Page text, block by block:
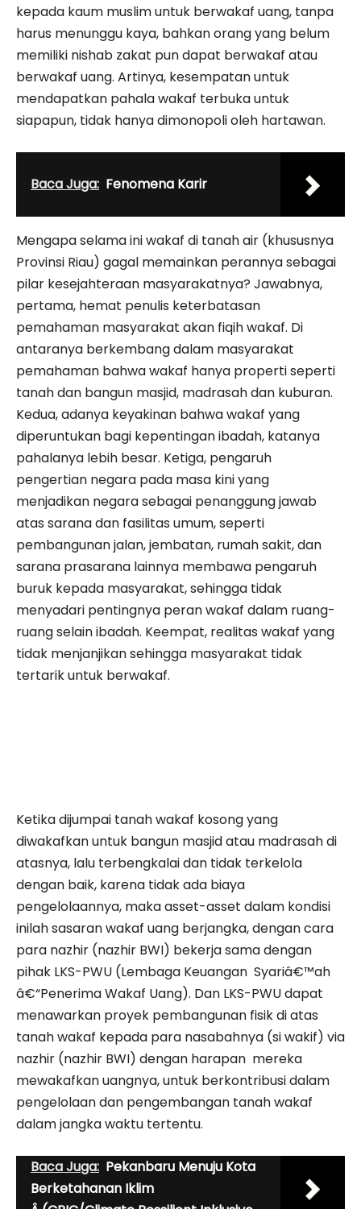
kepada kaum muslim untuk berwakaf uang, tanpa
harus menunggu kaya, bahkan orang yang belum
memiliki nishab zakat pun dapat berwakaf atau
berwakaf uang. Artinya, kesempatan untuk
mendapatkan pahala wakaf terbuka untuk
siapapun, tidak hanya dimonopoli oleh hartawan.
Baca Juga: Fenomena Karir
Mengapa selama ini wakaf di tanah air (khususnya
Provinsi Riau) gagal memainkan perannya sebagai
pilar kesejahteraan masyarakatnya? Jawabnya,
pertama, hemat penulis keterbatasan
pemahaman masyarakat akan fiqih wakaf. Di
antaranya berkembang dalam masyarakat
pemahaman bahwa wakaf hanya properti seperti
tanah dan bangun masjid, madrasah dan kuburan.
Kedua, adanya keyakinan bahwa wakaf yang
diperuntukan bagi kepentingan ibadah, katanya
pahalanya lebih besar. Ketiga, pengaruh
pengertian negara pada masa kini yang
menjadikan negara sebagai penanggung jawab
atas sarana dan fasilitas umum, seperti
pembangunan jalan, jembatan, rumah sakit, dan
sarana prasarana lainnya membawa pengaruh
buruk kepada masyarakat, sehingga tidak
menyadari pentingnya peran wakaf dalam ruang-
ruang selain ibadah. Keempat, realitas wakaf yang
tidak menjanjikan sehingga masyarakat tidak
tertarik untuk berwakaf.
Ketika dijumpai tanah wakaf kosong yang
diwakafkan untuk bangun masjid atau madrasah di
atasnya, lalu terbengkalai dan tidak terkelola
dengan baik, karena tidak ada biaya
pengelolaannya, maka asset-asset dalam kondisi
inilah sasaran wakaf uang berjangka, dengan cara
para nazhir (nazhir BWI) bekerja sama dengan
pihak LKS-PWU (Lembaga Keuangan Syariâ€™ah
â€“Penerima Wakaf Uang). Dan LKS-PWU dapat
menawarkan proyek pembangunan fisik di atas
tanah wakaf kepada para nasabahnya (si wakif) via
nazhir (nazhir BWI) dengan harapan mereka
mewakafkan uangnya, untuk berkontribusi dalam
pengelolaan dan pengembangan tanah wakaf
dalam jangka waktu tertentu.
Baca Juga: Pekanbaru Menuju Kota
Berketahanan Iklim